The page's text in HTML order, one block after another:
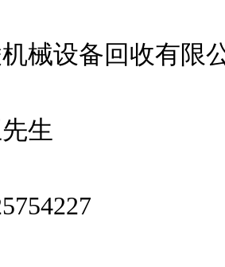
械设备回收有限
生